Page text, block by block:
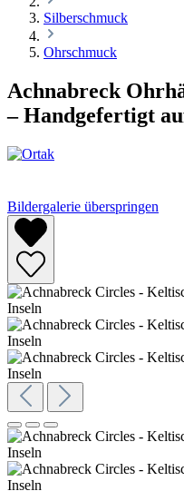
Silberschmuck
Ohrschmuck
Achnabreck
– Handgefertigt
Bildergalerie überspringen